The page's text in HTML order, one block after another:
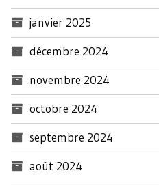
janvier 2025
décembre 2024
novembre 2024
octobre 2024
septembre 2024
août 2024